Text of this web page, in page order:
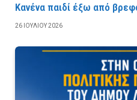
Κανένα παιδί έξω από
26 ΙΟΥΛΊΟΥ 2026